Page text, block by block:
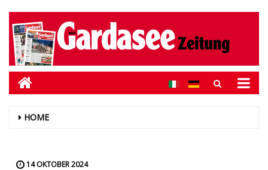
HOME
14 OKTOBER 2024